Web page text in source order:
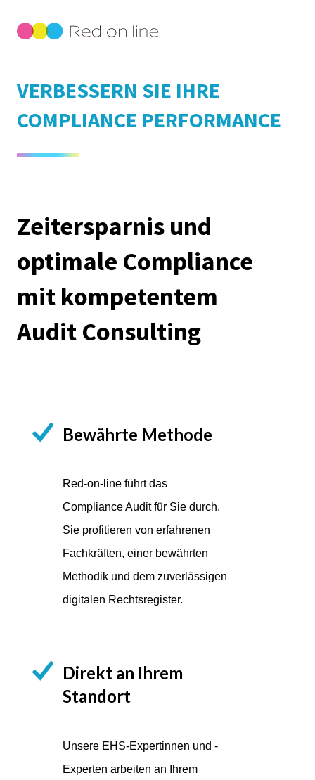
VERBESSERN SIE IHRE
COMPLIANCE PERFORMANCE
Zeitersparnis und
optimale Compliance
mit kompetentem
Audit Consulting
Bewährte Methode
Red-on-line führt das
Compliance Audit für Sie durch.
Sie profitieren von erfahrenen
Fachkräften, einer bewährten
Methodik und dem zuverlässigen
digitalen Rechtsregister.
Direkt an Ihrem
Standort
Unsere EHS-Expertinnen und -
Experten arbeiten an Ihrem